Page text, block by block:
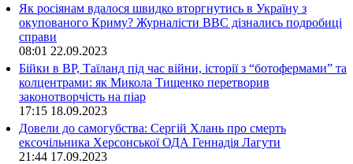
Як росіянам вдалося швидко вторгнутись в Україну з
окупованого Криму? Журналісти ВВС дізнались подробиці
справи
08:01 22.09.2023
Бійки в ВР, Таїланд під час війни, історії з “ботофермами” та
колцентрами: як Микола Тищенко перетворив
законотворчість на піар
17:15 18.09.2023
Довели до самогубства: Сергій Хлань про смерть
ексочільника Херсонської ОДА Геннадія Лагути
21:44 17.09.2023